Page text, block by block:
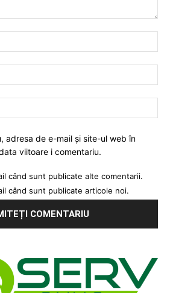
adresa de e-mail și site-ul web în
viitoare i comentariu.
când sunt publicate alte comentarii.
când sunt publicate articole noi.